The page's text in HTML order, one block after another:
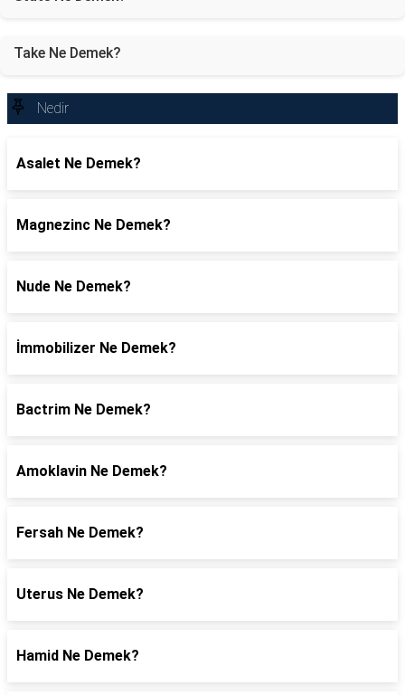
Take Ne Demek?
Nedir
Asalet Ne Demek?
Magnezinc Ne Demek?
Nude Ne Demek?
İmmobilizer Ne Demek?
Bactrim Ne Demek?
Amoklavin Ne Demek?
Fersah Ne Demek?
Uterus Ne Demek?
Hamid Ne Demek?